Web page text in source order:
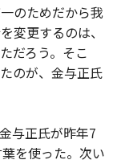
のためだから我
変更するのは、
だろう。そこ
のが、金与正氏
与正氏が昨年7
を使った。次い